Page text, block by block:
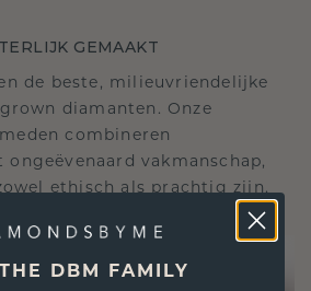
GEMAAKT
de beste, milieuvriendelijke
diamanten. Onze
combineren
vakmanschap,
ethisch als prachtig zijn.
DBM FAMILY